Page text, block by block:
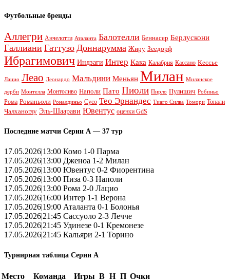
Футбольные бренды
Аллегри Анчелотти Аталанта Балотелли Беннасер Берлускони
Галлиани Гаттузо Доннарумма Жиру Зеедорф
Ибрагимович Индзаги Интер Кака Калабрия Кассано Кессье
Лацио Леао Леонардо Мальдини Меньян Милан Миланское
дерби Монтелла Монтоливо Наполи Пато Пиоли Пирло Пулишич Робиньо
Рома Романьоли Роналдиньо Сусо Тео Эрнандес Тиаго Силва Томори Тонали
Чалханоглу Эль-Шаарави Ювентус оценки GdS
Последние матчи Серии А — 37 тур
17.05.2026|13:00 Комо 1-0 Парма
17.05.2026|13:00 Дженоа 1-2 Милан
17.05.2026|13:00 Ювентус 0-2 Фиорентина
17.05.2026|13:00 Пиза 0-3 Наполи
17.05.2026|13:00 Рома 2-0 Лацио
17.05.2026|16:00 Интер 1-1 Верона
17.05.2026|19:00 Аталанта 0-1 Болонья
17.05.2026|21:45 Сассуоло 2-3 Лечче
17.05.2026|21:45 Удинезе 0-1 Кремонезе
17.05.2026|21:45 Кальяри 2-1 Торино
Турнирная таблица Серии А
Место Команда Игры В Н П Очки